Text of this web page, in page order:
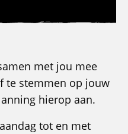
met jou mee
te stemmen op jouw
hierop aan.
tot en met